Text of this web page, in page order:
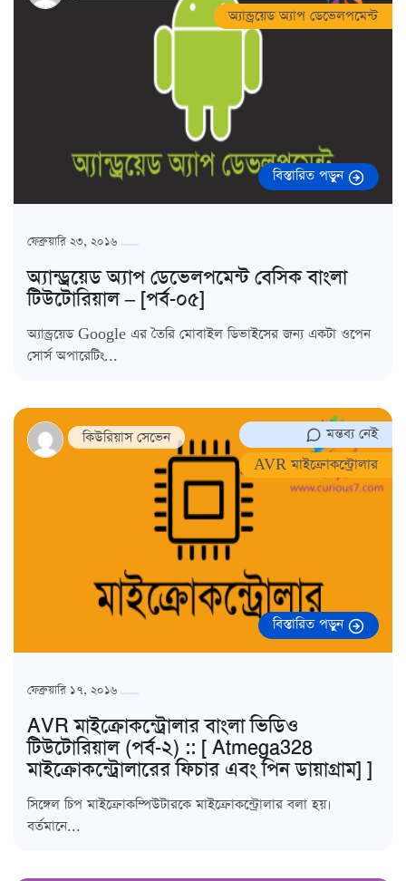
অ্যান্ড্রয়েড অ্যাপ ডেভেলপমেন্ট
বিস্তারিত পড়ুন
ফেব্রুয়ারি ২৩, ২০১৬
অ্যান্ড্রয়েড অ্যাপ ডেভেলপমেন্ট বেসিক বাংলা
টিউটোরিয়াল – [পর্ব-০৫]
অ্যান্ড্রয়েড Google এর তৈরি মোবাইল ডিভাইসের জন্য একটা ওপেন
সোর্স অপারেটিং...
কিউরিয়াস সেভেন
মন্তব্য নেই
AVR মাইক্রোকন্ট্রোলার
বিস্তারিত পড়ুন
ফেব্রুয়ারি ১৭, ২০১৬
AVR মাইক্রোকন্ট্রোলার বাংলা ভিডিও
টিউটোরিয়াল (পর্ব-২) :: [ Atmega328
মাইক্রোকন্ট্রোলারের ফিচার এবং পিন ডায়াগ্রাম] ]
সিঙ্গেল চিপ মাইক্রোকম্পিউটারকে মাইক্রোকন্ট্রোলার বলা হয়।
বর্তমানে...